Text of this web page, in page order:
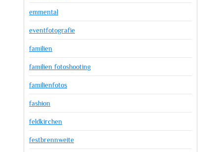
emmental
eventfotografie
familien
familien fotoshooting
familienfotos
fashion
feldkirchen
festbrennweite